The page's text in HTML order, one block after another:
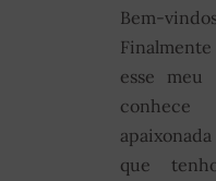
Bem-
esse meu
que